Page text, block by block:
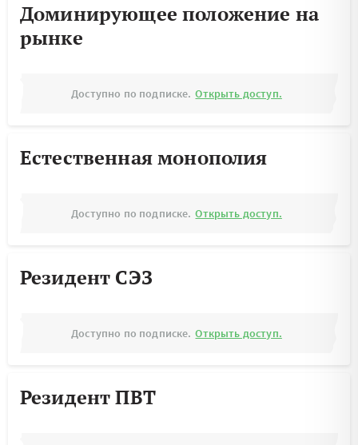
Доминирующее положение на
рынке
Доступно по подписке. Открыть доступ.
Естественная монополия
Доступно по подписке. Открыть доступ.
Резидент СЭЗ
Доступно по подписке. Открыть доступ.
Резидент ПВТ